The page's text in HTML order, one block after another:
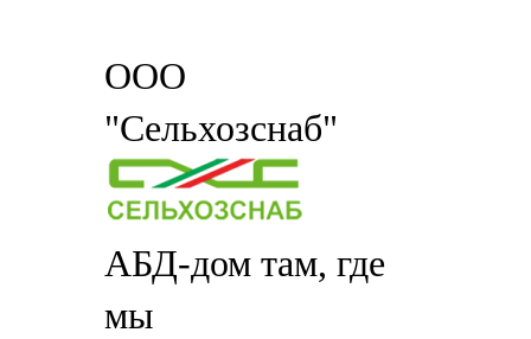
ООО
"Сельхозснаб"
АБД-дом там, где
мы